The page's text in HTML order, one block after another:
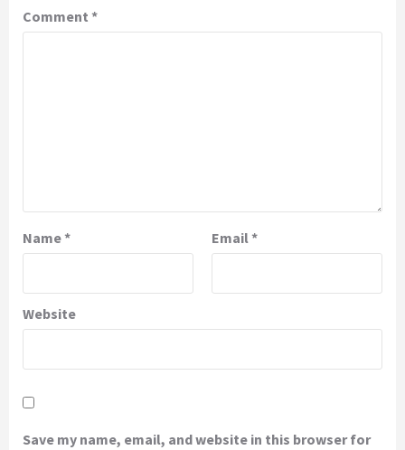
Comment *
Name* Email *
Website
Save my name, email, and website in this browser for